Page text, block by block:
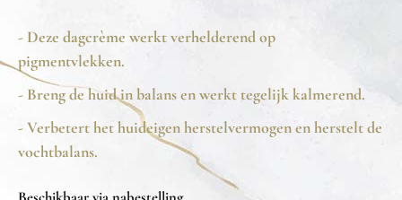
- Deze dagcrème werkt verhelderend op
pigmentvlekken.
- Breng de huid in balans en werkt tegelijk kalmerend.
- Verbetert het huideigen herstelvermogen en herstelt de
vochtbalans.